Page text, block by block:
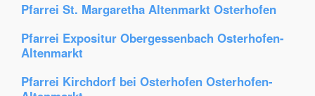
Pfarrei St. Margaretha Altenmarkt Osterhofen
Pfarrei Expositur Obergessenbach Osterhofen-
Altenmarkt
Pfarrei Kirchdorf bei Osterhofen Osterhofen-